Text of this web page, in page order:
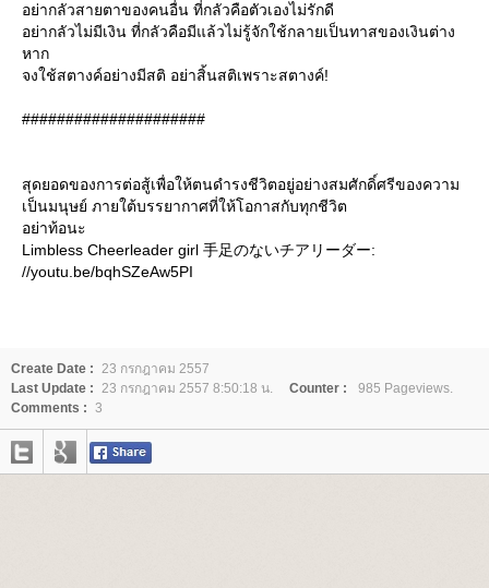
อย่ากลัวสายตาของคนอื่น ที่กลัวคือตัวเองไม่รักดี
อย่ากลัวไม่มีเงิน ที่กลัวคือมีแล้วไม่รู้จักใช้กลายเป็นทาสของเงินต่าง
หาก
จงใช้สตางค์อย่างมีสติ อย่าสิ้นสติเพราะสตางค์!
#####################
สุดยอดของการต่อสู้เพื่อให้ตนดำรงชีวิตอยู่อย่างสมศักดิ์ศรีของความ
เป็นมนุษย์ ภายใต้บรรยากาศที่ให้โอกาสกับทุกชีวิต
อย่าท้อนะ
Limbless Cheerleader girl 手足のないチアリーダー:
//youtu.be/bqhSZeAw5PI
Create Date : 23 กรกฎาคม 2557
Last Update : 23 กรกฎาคม 2557 8:50:18 น. Counter :
985 Pageviews.
Comments : 3